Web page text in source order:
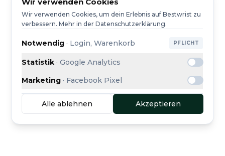
Wir verwenden Cookies, um dein Erlebnis auf Bestwrist zu
verbessern. Mehr in der Datenschutzerklärung.
Notwendig · Login, Warenkorb PFLICHT
Statistik ·Google Analytics
Marketing · Facebook Pixel
Alle ablehnen Akzeptieren